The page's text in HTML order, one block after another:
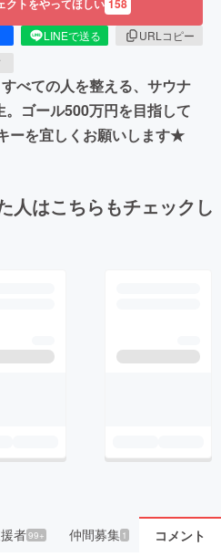
クトをやってほしい 158
LINEで送る
URLコピー
べての人を整える、サウナ
ゴール500万円を目指して
ーを宜しくお願いします★
人はこちらもチェックし
者99+ 仲間募集 1 コメント